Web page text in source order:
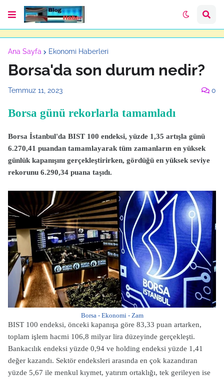
Ana Sayfa Ekonomi Haberleri
Borsa'da son durum nedir?
Temmuz 11, 2023 0
Borsa günü rekorlarla tamamladı
Borsa İstanbul'da BIST 100 endeksi, yüzde 1,35 artışla günü
6.270,41 puandan tamamlayarak tüm zamanların en yüksek
günlük kapanışını gerçekleştirirken, gördüğü en yüksek seviye
rekorunu 6.290,34 puana taşıdı.
Borsa - Ekonomi - Zam
BIST 100 endeksi, önceki kapanışa göre 83,33 puan artarken,
toplam işlem hacmi 106,8 milyar lira düzeyinde gerçekleşti.
Bankacılık endeksi yüzde 0,94 ve holding endeksi yüzde 1,41
değer kazandı. Sektör endeksleri arasında en çok kazandıran
yüzde 5,67 ile menkul kıymet, yatırım ortaklığı, tek gerileyen ise